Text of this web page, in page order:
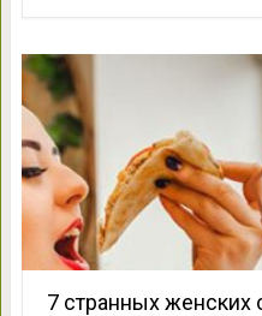
7 странных женских